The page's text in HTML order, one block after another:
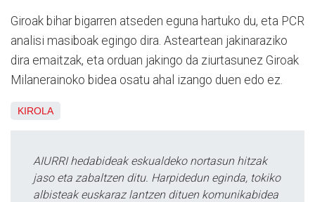
Giroak bihar bigarren atseden eguna hartuko du, eta PCR
analisi masiboak egingo dira. Asteartean jakinaraziko
dira emaitzak, eta orduan jakingo da ziurtasunez Giroak
Milanerainoko bidea osatu ahal izango duen edo ez.
KIROLA
AIURRI hedabideak eskualdeko nortasun hitzak
jaso eta zabaltzen ditu. Harpidedun eginda, tokiko
albisteak euskaraz lantzen dituen komunikabidea